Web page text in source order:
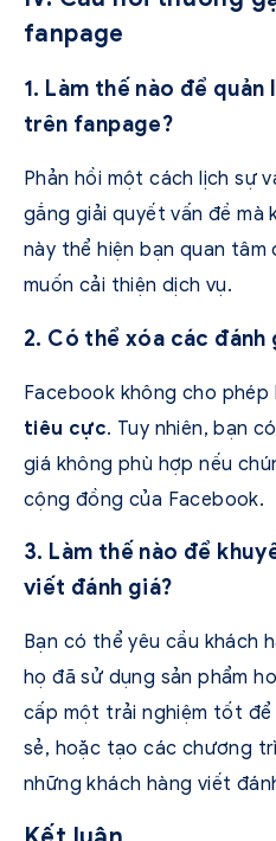
fanpage
1. Làm thế nào để
trên fanpage?
Phản hồi một cách lịch sự
gắng giải quyết vấn đề mà
này thể hiện bạn quan tâm
muốn cải thiện dịch vụ.
2. Có thể xóa các
Facebook không cho
tiêu cực. Tuy nhiên, bạn
giá không phù hợp nếu
cộng đồng của Facebook.
3. Làm thế nào để
viết đánh giá?
Bạn có thể yêu cầu khách
họ đã sử dụng sản phẩm
cấp một trải nghiệm tốt để
sẻ, hoặc tạo các chương
những khách hàng viết